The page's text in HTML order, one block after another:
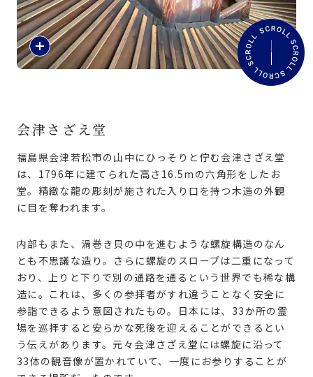
ANA サービス
閉じる
紹
介
文
を
会津さざえ堂
福島県会津若松市の山中にひっそりと佇む会津さざえ堂
は、1796年に建てられた高さ16.5mの六角形をしたお
堂。精緻な龍の彫刻が施された入り口を持つ木造の外観
に目を奪われます。
内部もまた、渦巻き貝の中を進むような螺旋構造のなん
とも不思議な造り。さらに螺旋のスロープは二重になって
おり、上りと下りで別の通路を通るという世界でも稀な構
造に。これは、多くの参拝者がすれ違うことなく安全に
参詣できるよう意図されたもの。日本には、33か所の霊
場を巡拝すると安らかな死後を迎えることができるとい
う伝えがあります。元々会津さざえ堂には螺旋に沿って
33体の観音像が置かれていて、一度にお参りすることが